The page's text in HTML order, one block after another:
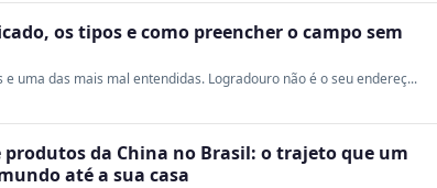
os tipos e como preencher o campo sem
uma das mais mal entendidas. Logradouro não é o seu endereç...
da China no Brasil: o trajeto que um
até a sua casa